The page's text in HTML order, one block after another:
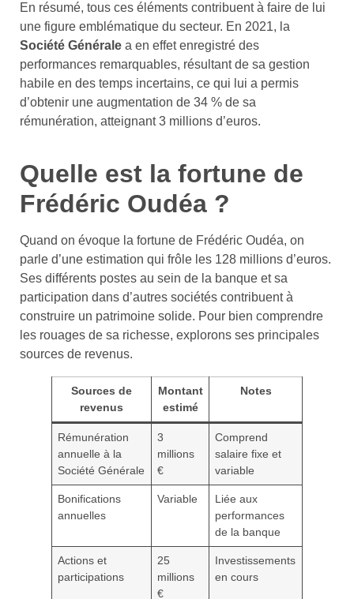
En résumé, tous ces éléments contribuent à faire de lui
une figure emblématique du secteur. En 2021, la
Société Générale a en effet enregistré des
performances remarquables, résultant de sa gestion
habile en des temps incertains, ce qui lui a permis
d’obtenir une augmentation de 34 % de sa
rémunération, atteignant 3 millions d’euros.
Quelle est la fortune de
Frédéric Oudéa ?
Quand on évoque la fortune de Frédéric Oudéa, on
parle d’une estimation qui frôle les 128 millions d’euros.
Ses différents postes au sein de la banque et sa
participation dans d’autres sociétés contribuent à
construire un patrimoine solide. Pour bien comprendre
les rouages de sa richesse, explorons ses principales
sources de revenus.
Sources de
revenus
Montant
estimé
Notes
Rémunération
annuelle à la
Société Générale
3
millions
€
Comprend
salaire fixe et
variable
Bonifications
annuelles
Variable
Liée aux
performances
de la banque
Actions et
participations
25
millions
€
Investissements
en cours